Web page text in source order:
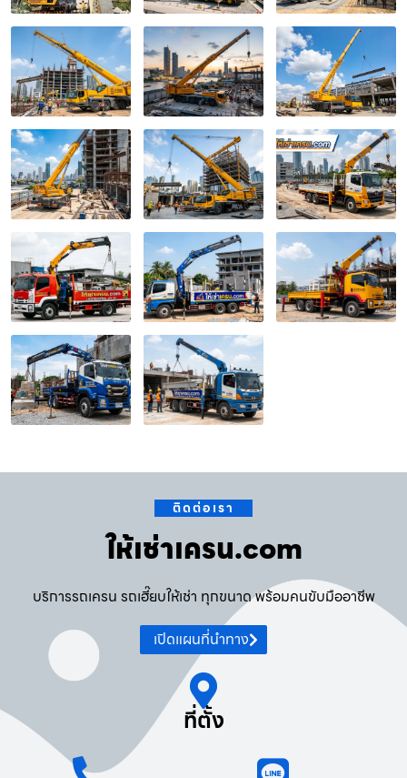
ติดต่อเรา
ให้เช่าเครน.com
บริการรถเครน รถเฮี๊ยบให้เช่า ทุกขนาด พร้อมคนขับมืออาชีพ
เปิดแผนที่นำทาง
ที่ตั้ง